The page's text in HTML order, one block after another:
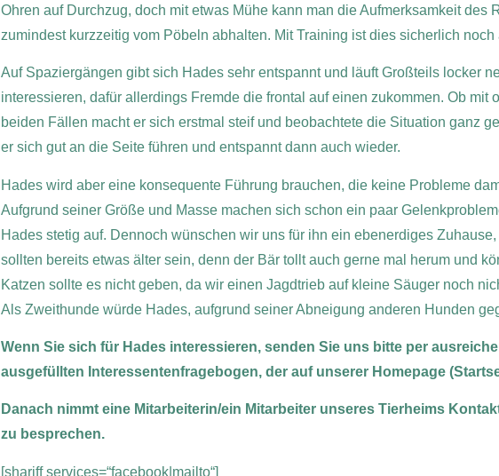
Ohren auf Durchzug, doch mit etwas Mühe kann man die Aufmerksamkeit des
zumindest kurzzeitig vom Pöbeln abhalten. Mit Training ist dies sicherlich noch
Auf Spaziergängen gibt sich Hades sehr entspannt und läuft Großteils locker
interessieren, dafür allerdings Fremde die frontal auf einen zukommen. Ob mit
beiden Fällen macht er sich erstmal steif und beobachtete die Situation ganz
er sich gut an die Seite führen und entspannt dann auch wieder.
Hades wird aber eine konsequente Führung brauchen, die keine Probleme
Aufgrund seiner Größe und Masse machen sich schon ein paar
Hades stetig auf. Dennoch wünschen wir uns für ihn ein ebenerdiges
sollten bereits etwas älter sein, denn der Bär tollt auch gerne mal herum und
Katzen sollte es nicht geben, da wir einen Jagdtrieb auf kleine Säuger noch
Als Zweithunde würde Hades, aufgrund seiner Abneigung anderen Hunden
Wenn Sie sich für Hades interessieren, senden Sie uns bitte per
ausgefüllten Interessentenfragebogen, der auf unserer Homepage
Danach nimmt eine Mitarbeiterin/ein Mitarbeiter unseres Tierheims
zu besprechen.
[shariff services=“facebook|mailto“]